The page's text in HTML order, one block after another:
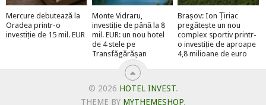
Mercure debutează la
Oradea printr-o
investiție de 15 mil. EUR
Monte Vidraru,
investiție de până la 8
mil. EUR: un nou hotel
de 4 stele pe
Transfăgărășan
Brașov: Ion Țiriac
pregătește un nou
complex sportiv printr-
o investiție de aproape
4,8 milioane de euro
© 2026 HOTEL INVEST.
THEME BY MYTHEMESHOP.